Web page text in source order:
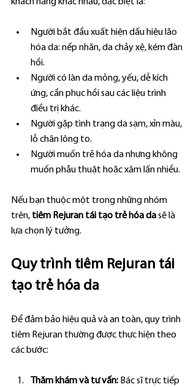
Người bắt đầu xuất hiện dấu hiệu lão
hóa da: nếp nhăn, da chảy xệ, kém đàn
hồi.
Người có làn da mỏng, yếu, dễ kích
ứng, cần phục hồi sau các liệu trình
điều trị khác.
Người gặp tình trạng da sạm, xỉn màu,
lỗ chân lông to.
Người muốn trẻ hóa da nhưng không
muốn phẫu thuật hoặc xâm lấn nhiều.
Nếu bạn thuộc một trong những nhóm
trên, tiêm Rejuran tái tạo trẻ hóa da sẽ là
lựa chọn lý tưởng.
Quy trình tiêm Rejuran tái
tạo trẻ hóa da
Để đảm bảo hiệu quả và an toàn, quy trình
tiêm Rejuran thường được thực hiện theo
các bước:
Thăm khám và tư vấn: Bác sĩ trực tiếp